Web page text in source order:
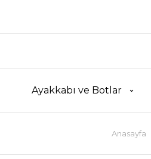
Ayakkabı ve Botlar
Anasayfa